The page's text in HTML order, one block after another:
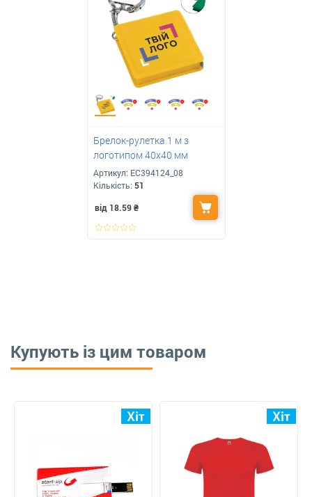
Брелок-рулетка 1 м з
логотипом 40х40 мм
Артикул: ЕС394124_08
Кількість: 51
від 18.59 ₴
Купують із цим товаром